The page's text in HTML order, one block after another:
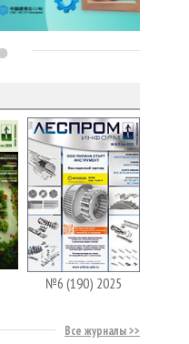
№6 (190) 2025
Все журналы